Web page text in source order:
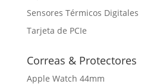
Sensores Térmicos Digitales
Tarjeta de PCIe
Correas & Protectores
Apple Watch 44mm